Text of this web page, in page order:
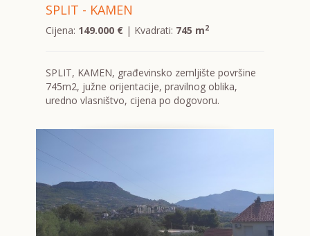
SPLIT - KAMEN
Cijena: 149.000 €| Kvadrati: 745 m2
SPLIT, KAMEN, građevinsko zemljište površine
745m2, južne orijentacije, pravilnog oblika,
uredno vlasništvo, cijena po dogovoru.